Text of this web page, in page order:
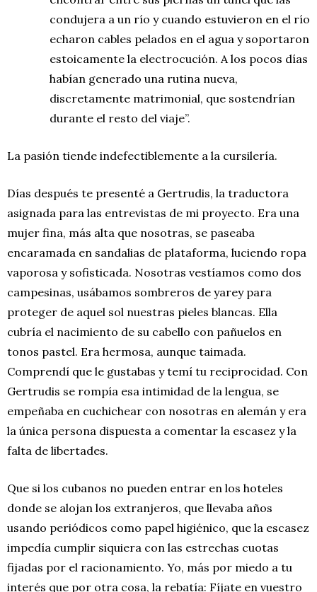
condujera a un río y cuando estuvieron en el río
echaron cables pelados en el agua y soportaron
estoicamente la electrocución. A los pocos días
habían generado una rutina nueva,
discretamente matrimonial, que sostendrían
durante el resto del viaje”.
La pasión tiende indefectiblemente a la cursilería.
Días después te presenté a Gertrudis, la traductora
asignada para las entrevistas de mi proyecto. Era una
mujer fina, más alta que nosotras, se paseaba
encaramada en sandalias de plataforma, luciendo ropa
vaporosa y sofisticada. Nosotras vestíamos como dos
campesinas, usábamos sombreros de yarey para
proteger de aquel sol nuestras pieles blancas. Ella
cubría el nacimiento de su cabello con pañuelos en
tonos pastel. Era hermosa, aunque taimada.
Comprendí que le gustabas y temí tu reciprocidad. Con
Gertrudis se rompía esa intimidad de la lengua, se
empeñaba en cuchichear con nosotras en alemán y era
la única persona dispuesta a comentar la escasez y la
falta de libertades.
Que si los cubanos no pueden entrar en los hoteles
donde se alojan los extranjeros, que llevaba años
usando periódicos como papel higiénico, que la escasez
impedía cumplir siquiera con las estrechas cuotas
fijadas por el racionamiento. Yo, más por miedo a tu
interés que por otra cosa, la rebatía: Fíjate en vuestro